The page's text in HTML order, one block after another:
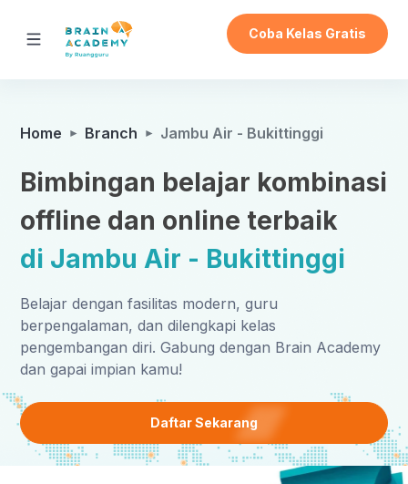
Coba Kelas Gratis
Home Branch Jambu Air - Bukittinggi
Bimbingan belajar kombinasi
offline dan online terbaik
di Jambu Air - Bukittinggi
Belajar dengan fasilitas modern, guru
berpengalaman, dan dilengkapi kelas
pengembangan diri. Gabung dengan Brain Academy
dan gapai impian kamu!
Daftar Sekarang